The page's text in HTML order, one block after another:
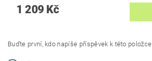
1 209 Kč
Buďte první, kdo napíše příspěvek k této položce.